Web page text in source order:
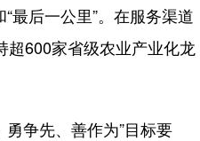
后一公里”。在服务渠道
超600家省级农业产业化龙
争先、善作为”目标要